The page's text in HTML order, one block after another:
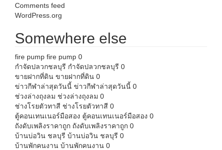
Comments feed
WordPress.org
Somewhere else
fire pump fire pump 0
กำจัดปลวกชลบุรี กำจัดปลวกชลบุรี 0
ขายฝากที่ดิน ขายฝากที่ดิน 0
ข่าวกีฬาล่าสุดวันนี้ ข่าวกีฬาล่าสุดวันนี้ 0
ช่วงล่างถุงลม ช่วงล่างถุงลม 0
ช่างโรยตัวทาสี ช่างโรยตัวทาสี 0
ตู้คอนเทนเนอร์มือสอง ตู้คอนเทนเนอร์มือสอง 0
ถังดับเพลิงราคาถูก ถังดับเพลิงราคาถูก 0
บ้านบ่อวิน ชลบุรี บ้านบ่อวิน ชลบุรี 0
บ้านพักคนงาน บ้านพักคนงาน 0